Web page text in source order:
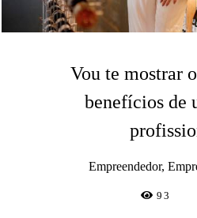
Vou te mostrar
benefícios de
Empreendedor,
93